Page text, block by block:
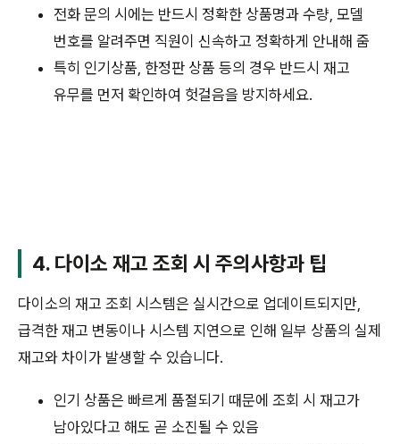
전화 문의 시에는 반드시 정확한 상품명과 수량, 모델
번호를 알려주면 직원이 신속하고 정확하게 안내해 줌
특히 인기상품, 한정판 상품 등의 경우 반드시 재고
유무를 먼저 확인하여 헛걸음을 방지하세요.
4. 다이소 재고 조회 시 주의사항과 팁
다이소의 재고 조회 시스템은 실시간으로 업데이트되지만,
급격한 재고 변동이나 시스템 지연으로 인해 일부 상품의 실제
재고와 차이가 발생할 수 있습니다.
인기 상품은 빠르게 품절되기 때문에 조회 시 재고가
남아있다고 해도 곧 소진될 수 있음